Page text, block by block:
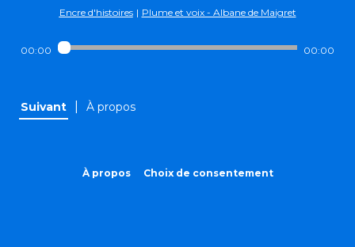
Encre d'histoires | Plume et voix - Albane de Maigret
00:00 00:00
Suivant À propos
À propos Choix de consentement